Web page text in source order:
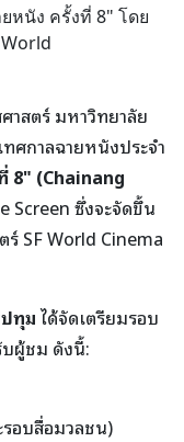
าสตร์ มหาวิทยาลัย
ศกาลฉายหนังประจำ
8" (Chainang
Screen ซึ่งจะจัดขึ้น
SF World Cinema
ทุมได้จัดเตรียมรอบ
บผู้ชม ดังนี้:
รอบสื่อมวลชน)